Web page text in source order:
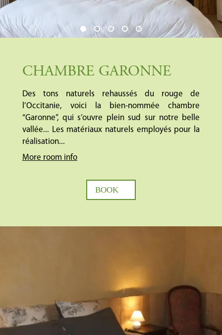
CHAMBRE GARONNE
Des tons naturels rehaussés du rouge de
l’Occitanie, voici la bien-nommée chambre
“Garonne”, qui s’ouvre plein sud sur notre belle
vallée... Les matériaux naturels employés pour la
réalisation...
More room info
BOOK